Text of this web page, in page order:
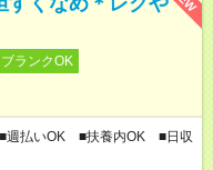
ブランクOK
週払いOK ■扶養内OK ■日収